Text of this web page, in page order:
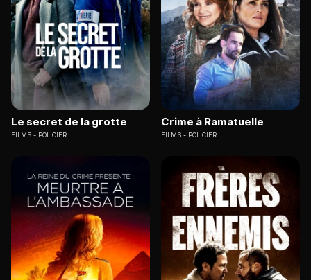
Le secret de la grotte
FILMS POLICIER
Crime à Ramatuelle
FILMS POLICIER